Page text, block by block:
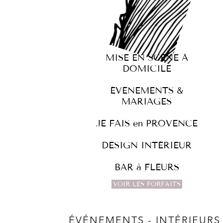
MISE EN SCÈNE À
DOMICILE
ÉVÉNEMENTS &
MARIAGES
JE FAIS en PROVENCE
DESIGN INTÉRIEUR
BAR à FLEURS
VOIR LES FORFAITS
ÉVÉNEMENTS -